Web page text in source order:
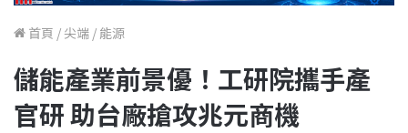
首頁 /尖端 / 能源
儲能產業前景優！工研院攜手產
官研 助台廠搶攻兆元商機